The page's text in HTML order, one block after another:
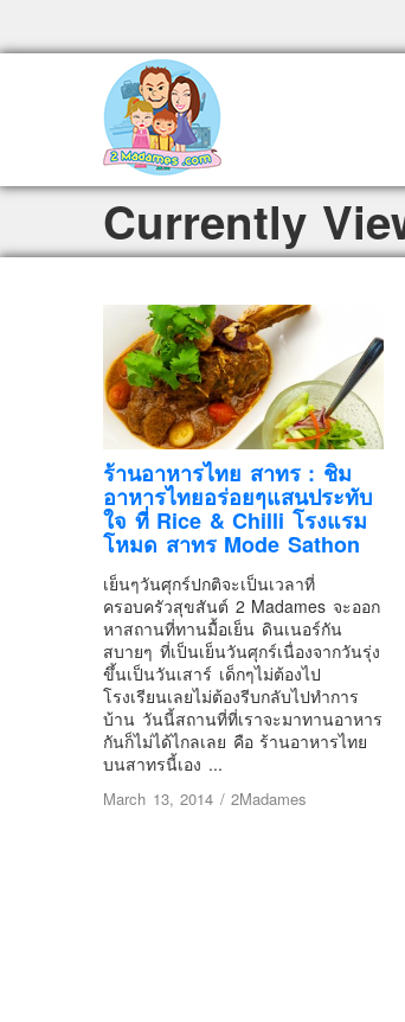
Currently
ร้านอาหารไทย สาทร : ชิม
อาหารไทยอร่อยๆแสนประทับ
ใจ ที่ Rice & Chilli โรงแรม
โหมด สาทร Mode Sathon
เย็นๆวันศุกร์ปกติจะเป็นเวลาที่
ครอบครัวสุขสันต์ 2 Madames จะออก
หาสถานที่ทานมื้อเย็น ดินเนอร์กัน
สบายๆ ที่เป็นเย็นวันศุกร์เนื่องจากวันรุ่ง
ขึ้นเป็นวันเสาร์ เด็กๆไม่ต้องไป
โรงเรียนเลยไม่ต้องรีบกลับไปทำการ
บ้าน วันนี้สถานที่ที่เราจะมาทานอาหาร
กันก็ไม่ได้ไกลเลย คือ ร้านอาหารไทย
บนสาทรนี้เอง ...
March 13, 2014 / 2Madames